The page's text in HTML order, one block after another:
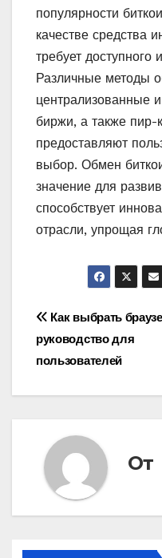
популярности
качестве средства
требует
Различные методы
централизованные
биржи, а также пир-
предоставляют
выбор. Обмен
значение для
способствует
отрасли, упрощая
по
записям
Как выбрать
руководство для
пользователей
От